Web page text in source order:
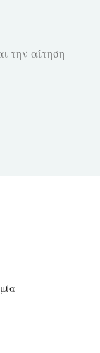
την αίτηση